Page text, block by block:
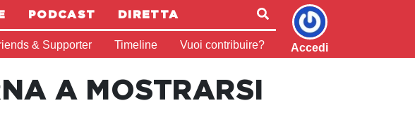
PODCAST DIRETTA
& Supporter Timeline Vuoi contribuire? Accedi
A MOSTRARSI